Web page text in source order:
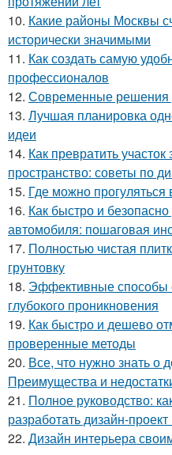
10. Какие районы Москвы
исторически значимыми
11. Как создать самую
профессионалов
12. Современные решения
13. Лучшая планировка
идеи
14. Как превратить
пространство: советы по
15. Где можно прогуляться
16. Как быстро и безопасно
автомобиля: пошаговая
17. Полностью чистая
грунтовку
18. Эффективные способы
глубокого проникновения
19. Как быстро и дешево
проверенные методы
20. Все, что нужно знать о
Преимущества и
21. Полное руководство:
разработать дизайн-
22. Дизайн интерьера